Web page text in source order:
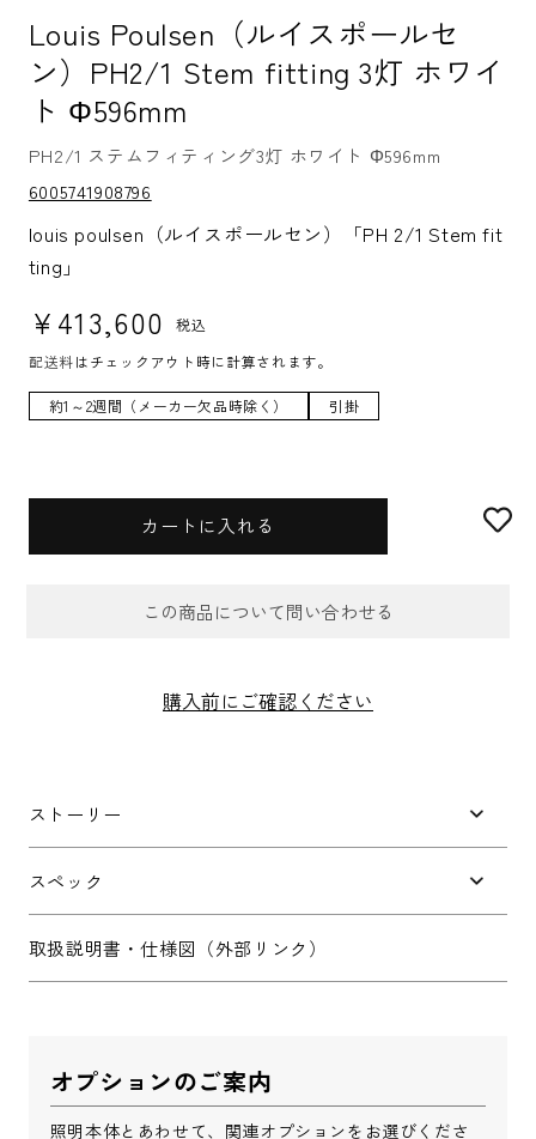
Louis Poulsen（ルイスポールセ
ン）PH2/1 Stem fitting 3灯 ホワイ
ト Φ596mm
PH2/1 ステムフィティング3灯 ホワイト Φ596mm
S
K
U:
6005741908796
louis poulsen（ルイスポールセン）「PH 2/1 Stem fit
ting」
通常価格
¥413,600
税込
配送料はチェックアウト時に計算されます。
約1～2週間（メーカー欠品時除く） 引掛
カートに入れる
この商品について問い合わせる
お問合せフォーム
お問い合わせ内容
※配送・設置に関しましては、地域により対応が異なりますため、都道
府県をご記入ください。
購入前にご確認ください
ストーリー
スペック
取扱説明書・仕様図（外部リンク）
オプションのご案内
照明本体とあわせて、関連オプションをお選びくださ